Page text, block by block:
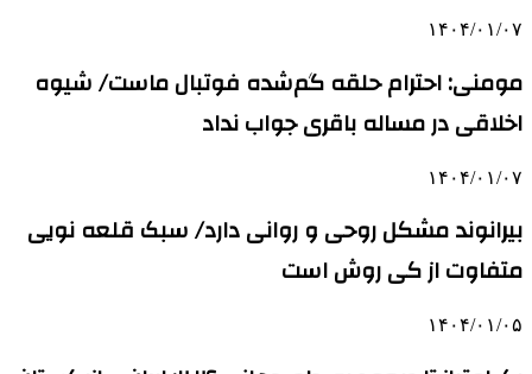
۱۴۰۴/۰۱/۰۷
مومنی: احترام حلقه گم‌شده فوتبال ماست/ شیوه
اخلاقی در مساله باقری جواب نداد
۱۴۰۴/۰۱/۰۷
بیرانوند مشکل روحی و روانی دارد/ سبک قلعه نویی
متفاوت از کی روش است
۱۴۰۴/۰۱/۰۵